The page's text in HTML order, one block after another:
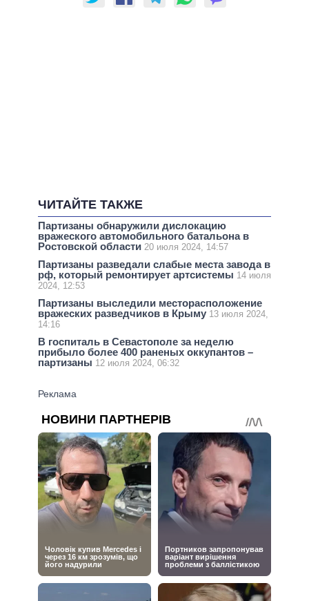
ЧИТАЙТЕ ТАКЖЕ
Партизаны обнаружили дислокацию
вражеского автомобильного батальона в
Ростовской области 20 июля 2024, 14:57
Партизаны разведали слабые места завода в
рф, который ремонтирует артсистемы 14 июля
2024, 12:53
Партизаны выследили месторасположение
вражеских разведчиков в Крыму 13 июля 2024,
14:16
В госпиталь в Севастополе за неделю
прибыло более 400 раненых оккупантов –
партизаны 12 июля 2024, 06:32